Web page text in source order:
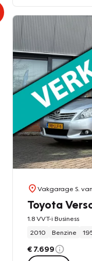
Vakgarage S.
Toyota
1.8 VVT-i Business
2010
Benzine
€ 7.699